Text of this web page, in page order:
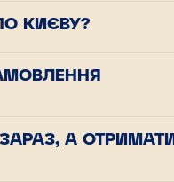
КИЄВУ?
А ОТРИМАТИ